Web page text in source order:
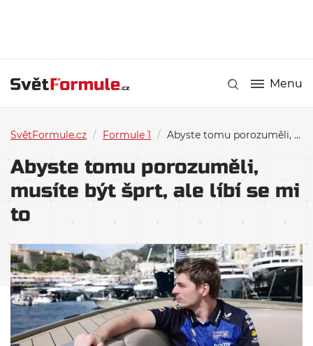
Menu
SvětFormule.cz / Formule 1 / Abyste tomu porozuměli, musíte být šprt, ale líbí se mi to
Abyste tomu porozuměli,
musíte být šprt, ale líbí se mi
to